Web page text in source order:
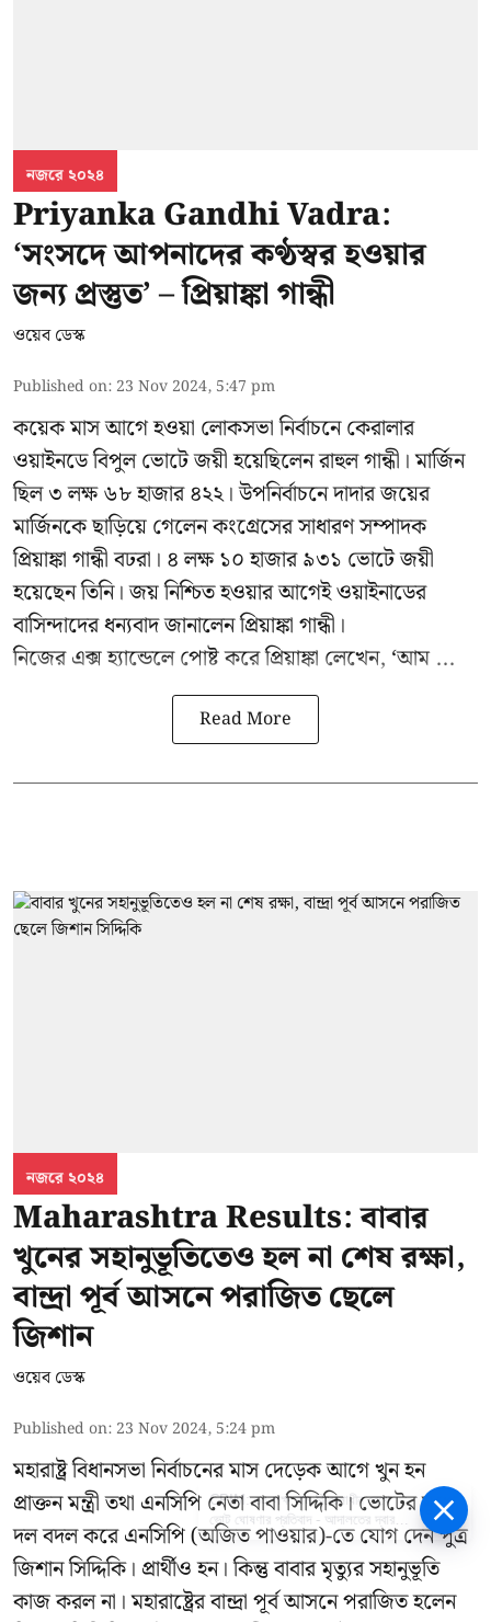
নজরে ২০২৪
Priyanka Gandhi Vadra:
‘সংসদে আপনাদের কণ্ঠস্বর হওয়ার
জন্য প্রস্তুত’ – প্রিয়াঙ্কা গান্ধী
ওয়েব ডেস্ক
Published on: 23 Nov 2024, 5:47 pm
কয়েক মাস আগে হওয়া লোকসভা নির্বাচনে কেরালার
ওয়াইনডে বিপুল ভোটে জয়ী হয়েছিলেন রাহুল গান্ধী। মার্জিন
ছিল ৩ লক্ষ ৬৮ হাজার ৪২২। উপনির্বাচনে দাদার জয়ের
মার্জিনকে ছাড়িয়ে গেলেন কংগ্রেসের সাধারণ সম্পাদক
প্রিয়াঙ্কা গান্ধী বঢরা। ৪ লক্ষ ১০ হাজার ৯৩১ ভোটে জয়ী
হয়েছেন তিনি। জয় নিশ্চিত হওয়ার আগেই ওয়াইনাডের
বাসিন্দাদের ধন্যবাদ জানালেন প্রিয়াঙ্কা গান্ধী।
নিজের এক্স হ্যান্ডেলে পোষ্ট করে প্রিয়াঙ্কা লেখেন, ‘আম ...
Read More
নজরে ২০২৪
Maharashtra Results: বাবার
খুনের সহানুভূতিতেও হল না শেষ রক্ষা,
বান্দ্রা পূর্ব আসনে পরাজিত ছেলে
জিশান
ওয়েব ডেস্ক
Published on: 23 Nov 2024, 5:24 pm
মহারাষ্ট্র বিধানসভা নির্বাচনের মাস দেড়েক আগে খুন হন
প্রাক্তন মন্ত্রী তথা এনসিপি নেতা বাবা সিদ্দিকি। ভোটের মুখে
দল বদল করে এনসিপি (অজিত পাওয়ার)-তে যোগ দেন পুত্র
জিশান সিদ্দিকি। প্রার্থীও হন। কিন্তু বাবার মৃত্যুর সহানুভূতি
কাজ করল না। মহারাষ্ট্রের বান্দ্রা পূর্ব আসনে পরাজিত হলেন
CPIM: ৬০ লক্ষ নাম বিবেচনাধীন রেখে
ভোট ঘোষণার প্রতিবাদ - আদালতের দ্বারস্থ
হবে সিপিআইএম